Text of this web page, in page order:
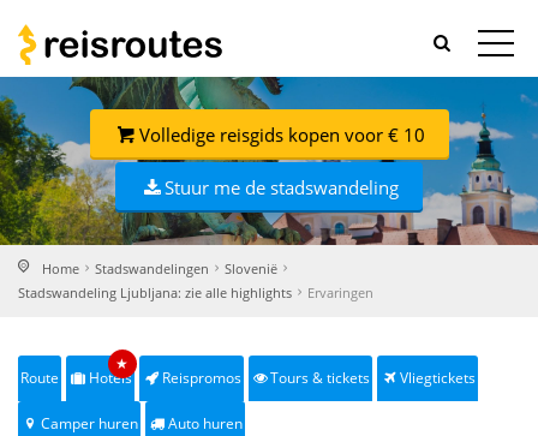
Volledige reisgids kopen voor € 10
Stuur me de stadswandeling
Home Stadswandelingen
Slovenië
Stadswandeling Ljubljana: zie alle highlights
Ervaringen
Route Hotels
★
Reispromos Tours & tickets Vliegtickets
Camper huren Auto huren